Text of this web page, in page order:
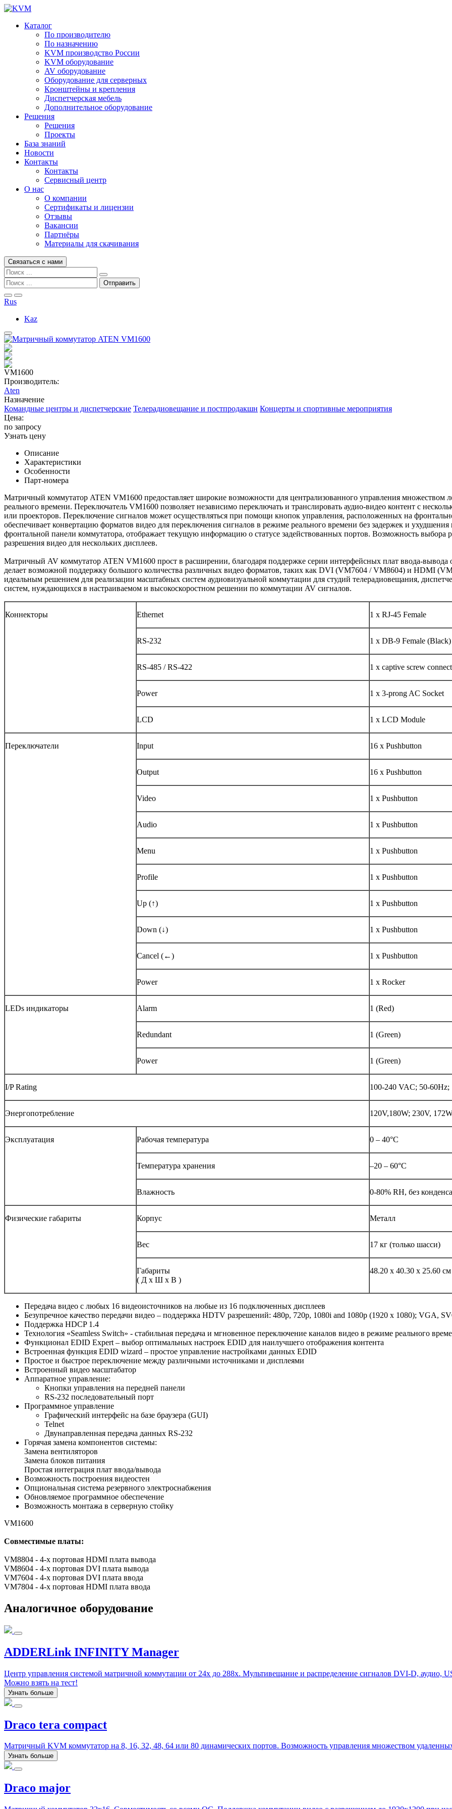
Каталог
По производителю
По назначению
KVM производство России
KVM оборудование
AV оборудование
Оборудование для серверных
Кронштейны и крепления
Диспетчерская мебель
Дополнительное оборудование
Решения
Решения
Проекты
База знаний
Новости
Контакты
Контакты
Сервисный центр
О нас
О компании
Сертификаты и лицензии
Отзывы
Вакансии
Партнёры
Материалы для скачивания
Связаться с нами
Rus
Kaz
VM1600
Производитель:
Aten
Назначение
Командные центры и диспетчерские Телерадиовещание и постпродакшн Концерты и спортивные мероприятия
Цена:
по запросу
Узнать цену
Описание
Характеристики
Особенности
Парт-номера
Матричный коммутатор ATEN VM1600 предоставляет широкие возможности для централизованного управления множеством
реального времени. Переключатель VM1600 позволяет независимо переключать и транслировать аудио-видео контент с
или проекторов. Переключение сигналов может осуществляться при помощи кнопок управления, расположенных на
обеспечивает конвертацию форматов видео для переключения сигналов в режиме реального времени без задержек и
фронтальной панели коммутатора, отображает текущую информацию о статусе задействованных портов. Возможность
разрешения видео для нескольких дисплеев.
Матричный AV коммутатор ATEN VM1600 прост в расширении, благодаря поддержке серии интерфейсных плат ввода-вывода
делает возможной поддержку большого количества различных видео форматов, таких как DVI (VM7604 / VM8604) и HDMI
идеальным решением для реализации масштабных систем аудиовизуальной коммутации для студий телерадиовещания,
систем, нуждающихся в настраиваемом и высокоскоростном решении по коммутации AV сигналов.
Коннекторы Ethernet 1 x RJ-45 Female
RS-232 1 x DB-9 Female (Black)
RS-485 / RS-422 1 x captive screw
Power 1 x 3-prong AC Socket
LCD 1 x LCD Module
Переключатели Input 16 x Pushbutton
Output 16 x Pushbutton
Video 1 x Pushbutton
Audio 1 x Pushbutton
Menu 1 x Pushbutton
Profile 1 x Pushbutton
Up (↑) 1 x Pushbutton
Down (↓) 1 x Pushbutton
Cancel (←) 1 x Pushbutton
Power 1 x Rocker
LEDs индикаторы Alarm 1 (Red)
Redundant 1 (Green)
Power 1 (Green)
I/P Rating 100-240 VAC; 50-60Hz;
Энергопотребление 120V,180W; 230V,
Эксплуатация Рабочая температура 0 – 40°C
Температура хранения –20 – 60°C
Влажность 0-80% RH, без
Физические габариты Корпус Металл
Вес 17 кг (только шасси)
Габариты
( Д x Ш x В )
48.20 x 40.30 x 25.60 см
Передача видео с любых 16 видеоисточников на любые из 16 подключенных дисплеев
Безупречное качество передачи видео – поддержка HDTV разрешений: 480p, 720p, 1080i and 1080p (1920 x 1080); VGA,
Поддержка HDCP 1.4
Технология «Seamless Switch» - стабильная передача и мгновенное переключение каналов видео в режиме реального
Функционал EDID Expert – выбор оптимальных настроек EDID для наилучшего отображения контента
Встроенная функция EDID wizard – простое управление настройками данных EDID
Простое и быстрое переключение между различными источниками и дисплеями
Встроенный видео масштабатор
Аппаратное управление:
Кнопки управления на передней панели
RS-232 последовательный порт
Программное управление
Графический интерфейс на базе браузера (GUI)
Telnet
Двунаправленная передача данных RS-232
Горячая замена компонентов системы:
Замена вентиляторов
Замена блоков питания
Простая интеграция плат ввода/вывода
Возможность построения видеостен
Опциональная система резервного электроснабжения
Обновляемое программное обеспечение
Возможность монтажа в серверную стойку
VM1600
Совместимые платы:
VM8804 - 4-х портовая HDMI плата вывода
VM8604 - 4-х портовая DVI плата вывода
VM7604 - 4-х портовая DVI плата ввода
VM7804 - 4-х портовая HDMI плата ввода
Аналогичное оборудование
ADDERLink INFINITY Manager
Центр управления системой матричной коммутации от 24x до 288x. Мультивещание и распределение сигналов DVI-D, аудио,
Можно взять на тест!
Узнать больше
Draco tera compact
Матричный KVM коммутатор на 8, 16, 32, 48, 64 или 80 динамических портов. Возможность управления множеством
Узнать больше
Draco major